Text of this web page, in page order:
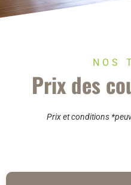
NOS
Prix des
Prix et conditions